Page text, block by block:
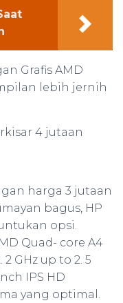
Grafis AMD
lebih jernih
4 jutaan
harga 3 jutaan
bagus, HP
opsi.
Quad- core A4
GHz up to 2. 5
IPS HD
yang optimal.